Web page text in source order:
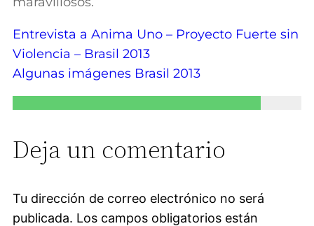
Entrevista a Anima Uno – Proyecto Fuerte sin
Violencia – Brasil 2013
Algunas imágenes Brasil 2013
Deja un comentario
Tu dirección de correo electrónico no será
publicada. Los campos obligatorios están